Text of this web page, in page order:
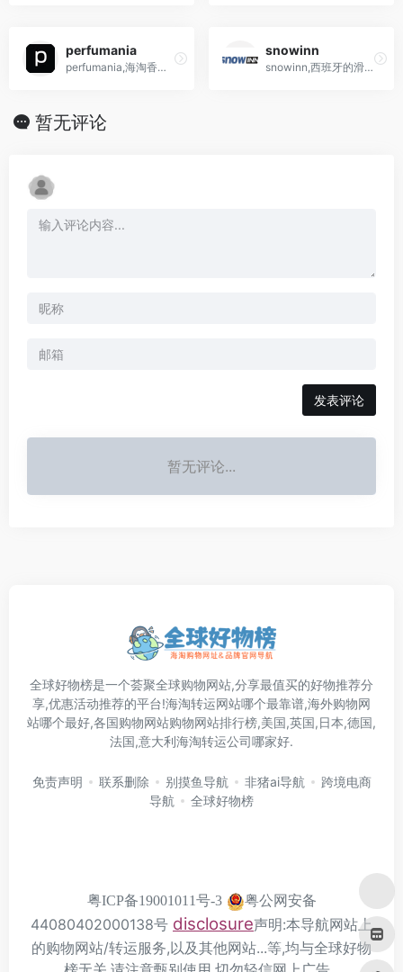
perfumania
perfumania,海淘香水网站
snowinn
snowinn,西班牙的滑雪产品网上零售商店
暂无评论
发表评论
暂无评论...
全球好物榜是一个荟聚全球购物网站,分享最值买的好物推荐分
享,优惠活动推荐的平台!海淘转运网站哪个最靠谱,海外购物网
站哪个最好,各国购物网站购物网站排行榜,美国,英国,日本,德国,
法国,意大利海淘转运公司哪家好.
免责声明 联系删除 别摸鱼导航 非猪ai导航
跨境电商
导航
全球好物榜
粤ICP备19001011号-3
粤公网安备
44080402000138号 disclosure声明:本导航网站上
的购物网站/转运服务,以及其他网站...等,均与全球好物